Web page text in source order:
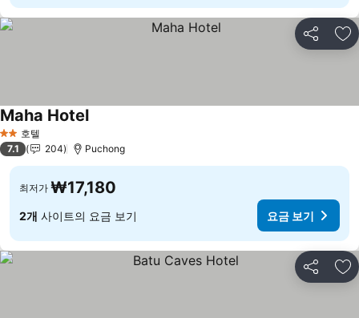
공유 즐
2 성급호텔
Maha Hotel요금 보기
7.1 204 Puchong
최저가 ₩17,180
2개 사이트의 요금 보기 요금 보기
공유 즐